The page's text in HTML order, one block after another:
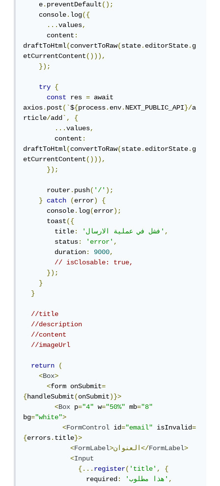
    e
.preventDefault();
    console
.log({
...values,
      content
:
draftToHtml(convertToRaw(state.editorState.g
etCurrentContent())),
});
try
{
const
res = await
axios.post(`${process.env.NEXT_PUBLIC_API}/a
rticle/add`,
{
...values,
        content
:
draftToHtml(convertToRaw(state.editorState.g
etCurrentContent())),
});
      router
.push('/');
}
catch (error)
{
      console
.log(error);
      toast
({
        title
: 'فشل في عملية الارسال',
        status
: 'error',
        duration
: 9000,
// isClosable: true,
});
}
}
//title
//description
//content
//imageUrl
return
(
<Box>
<form onSubmit=
{handleSubmit(onSubmit)}>
<Box p="4" w="50%" mb="8"
bg="white">
<FormControl id="email" isInvalid=
{errors.title}>
<FormLabel >العنوان</FormLabel>
<Input
{...register('title',
{
                required
: 'هذا مطلوب',